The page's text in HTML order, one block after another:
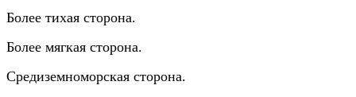
Более тихая сторона.
Более мягкая сторона.
Средиземноморская сторона.